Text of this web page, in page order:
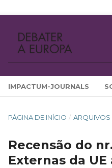
IMPACTUM-JOURNALS
PÁGINA DE INÍCIO / ARQUIVOS
Recensão do
Externas da